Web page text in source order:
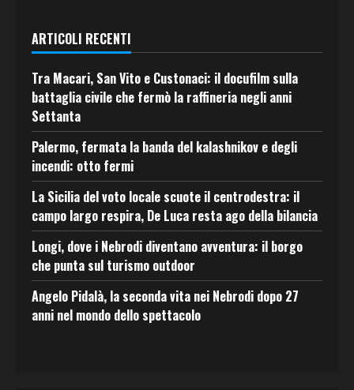
ARTICOLI RECENTI
Tra Macari, San Vito e Custonaci: il docufilm sulla
battaglia civile che fermò la raffineria negli anni
Settanta
Palermo, fermata la banda del kalashnikov e degli
incendi: otto fermi
La Sicilia del voto locale scuote il centrodestra: il
campo largo respira, De Luca resta ago della bilancia
Longi, dove i Nebrodi diventano avventura: il borgo
che punta sul turismo outdoor
Angelo Pidalà, la seconda vita nei Nebrodi dopo 27
anni nel mondo dello spettacolo